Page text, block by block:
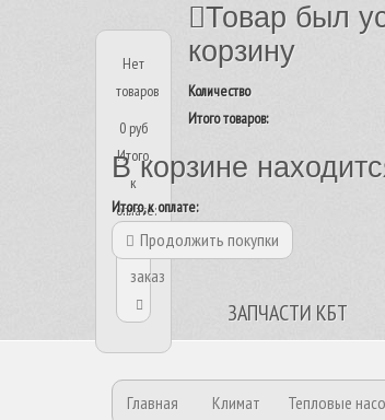
Нет
товаров
0 руб
Итого,
к
оплате:
Оформить
заказ
Товар был
корзину
Количество
Итого товаров:
В корзине
Итого, к оплате:
Продолжить покупки
ЗАПЧАСТИ КБТ
Главная Климат Тепловые